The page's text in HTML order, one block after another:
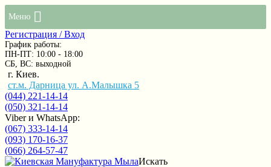
Меню
Регистрация / Вход
График работы:
ПН-ПТ: 10:00 - 18:00
СБ, ВС: выходной
г. Киев.
ст.м. Дарница ул. А.Малышка 5
(044) 221-14-14
(050) 321-14-14
Viber и WhatsApp:
(067) 333-14-14
(093) 170-16-37
(066) 264-57-47
Искать